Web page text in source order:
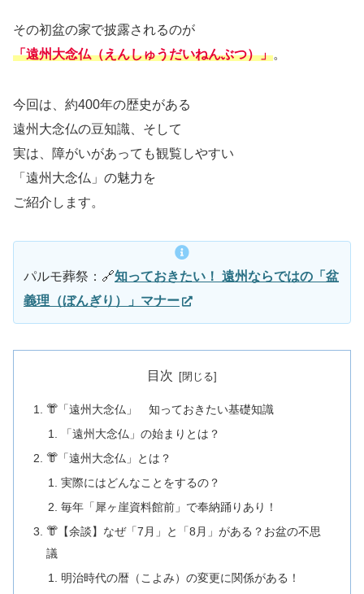
その初盆の家で披露されるのが
「遠州大念仏（えんしゅうだいねんぶつ）」。
今回は、約400年の歴史がある
遠州大念仏の豆知識、そして
実は、障がいがあっても観覧しやすい
「遠州大念仏」の魅力を
ご紹介します。
パルモ葬祭：🔗知っておきたい！ 遠州ならではの「盆
義理（ぼんぎり）」マナー
目次
👘「遠州大念仏」 知っておきたい基礎知識
「遠州大念仏」の始まりとは？
👘「遠州大念仏」とは？
実際にはどんなことをするの？
毎年「犀ヶ崖資料館前」で奉納踊りあり！
👘【余談】なぜ「7月」と「8月」がある？お盆の不思
議
明治時代の暦（こよみ）の変更に関係がある！